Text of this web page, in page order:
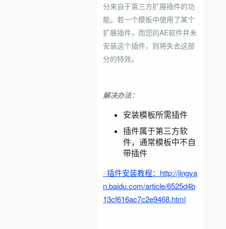
分来自于第三方扩展插件的功
能。 若一个模板中使用了某个
扩展插件， 而您的AE软件并未
安装这个插件，则将失去这部
分的特效。
解决办法：
安装模板所需插件
插件属于第三方软
件，通常模板中不自
带插件
· 插件安装教程：http://jingya
n.baidu.com/article/6525d4b
13cf616ac7c2e9468.html